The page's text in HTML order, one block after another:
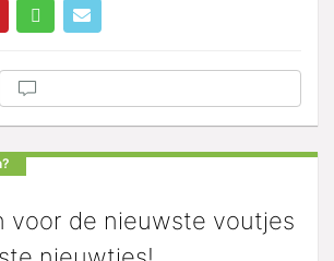
voor de nieuwste voutjes